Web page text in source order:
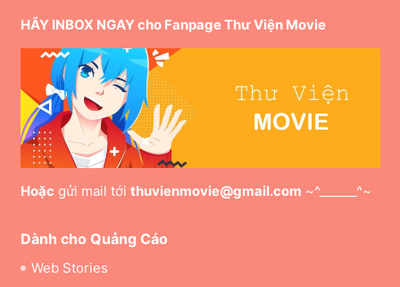
HÃY INBOX NGAY cho Fanpage Thư Viện Movie
Hoặc gửi mail tới thuvienmovie@gmail.com ~^______^~
Dành cho Quảng Cáo
Web Stories